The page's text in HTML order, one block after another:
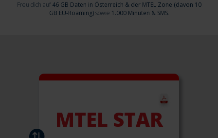
Freu dich auf46 GB Daten in Österreich & der MTEL Zone (davon 10
GB EU-Roaming)sowie 1.000 Minuten & SMS.
MTEL STAR